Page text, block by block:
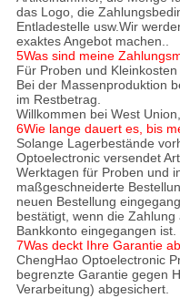
das Logo, die
Entladestelle usw.Wir
exaktes Angebot machen..
5Was sind meine
Für Proben und
Bei der Massenproduktion
im Restbetrag.
Willkommen bei West
6Wie lange dauert es, bis
Solange Lagerbestände
Optoelectronic versendet
Werktagen für Proben und
maßgeschneiderte
neuen Bestellung
bestätigt, wenn die
Bankkonto eingegangen ist.
7Was deckt Ihre Garantie
ChengHao Optoelectronic
begrenzte Garantie gegen
Verarbeitung) abgesichert.